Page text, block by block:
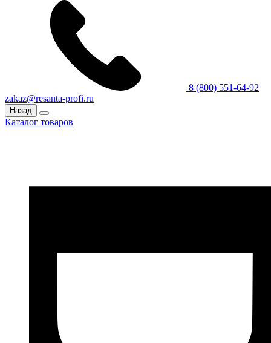
8 (800) 551-64-92
zakaz@resanta-profi.ru
Назад
Каталог товаров